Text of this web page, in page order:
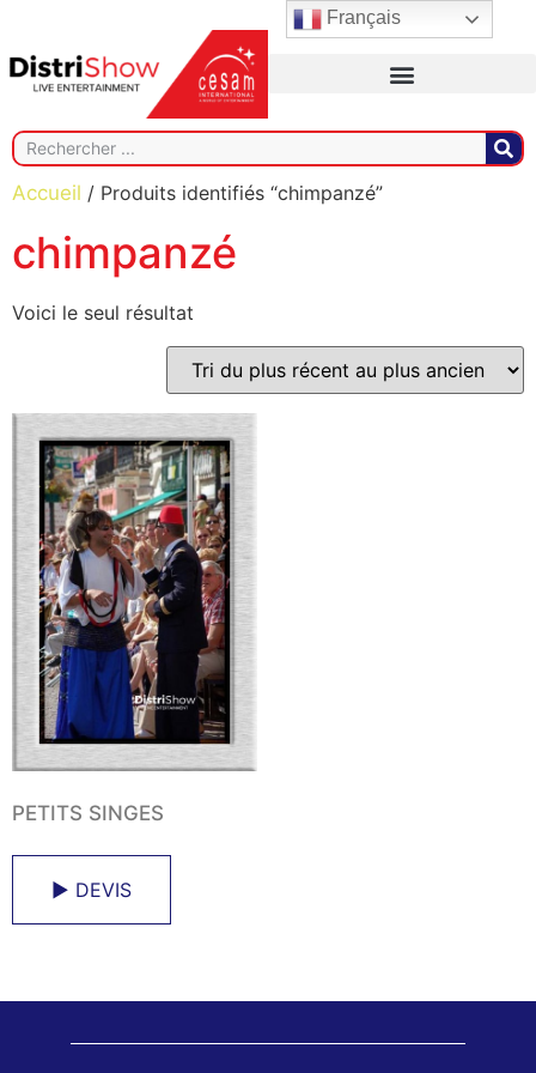
Accueil / Produits identifiés “chimpanzé”
chimpanzé
Voici le seul résultat
PETITS SINGES
► DEVIS
Français